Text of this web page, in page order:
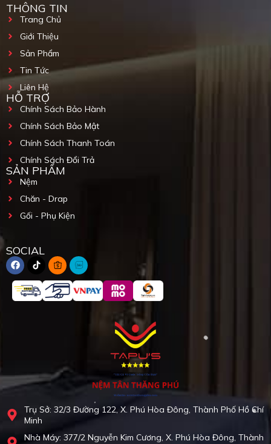
Trụ Sở: 32/3 Đường 122, X. Phú Hòa Đông, Thành Phố Hồ Chí
Minh
Nhà Máy: 377/2 Nguyễn Kim Cương, X. Phú Hòa Đông, Thành
THÔNG TIN
Trang Chủ
Giới Thiệu
Sản Phẩm
Tin Tức
Liên Hệ
HỖ TRỢ
Chính Sách Bảo Hành
Chính Sách Bảo Mật
Chính Sách Thanh Toán
Chính Sách Đổi Trả
SẢN PHẨM
Nệm
Chăn - Drap
Gối - Phụ Kiện
SOCIAL